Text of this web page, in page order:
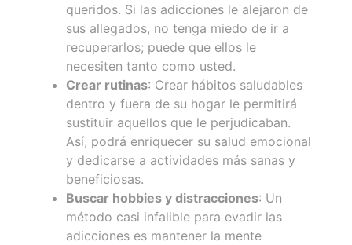
queridos. Si las adicciones le alejaron de
sus allegados, no tenga miedo de ir a
recuperarlos; puede que ellos le
necesiten tanto como usted.
Crear rutinas: Crear hábitos saludables
dentro y fuera de su hogar le permitirá
sustituir aquellos que le perjudicaban.
Así, podrá enriquecer su salud emocional
y dedicarse a actividades más sanas y
beneficiosas.
Buscar hobbies y distracciones: Un
método casi infalible para evadir las
adicciones es mantener la mente